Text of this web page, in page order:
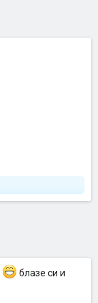
блазе си и